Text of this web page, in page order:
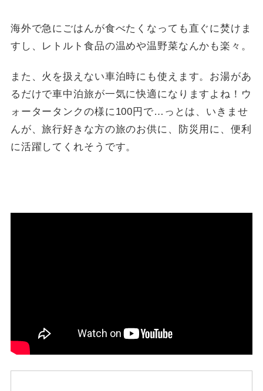
海外で急にごはんが食べたくなっても直ぐに焚けま
すし、レトルト食品の温めや温野菜なんかも楽々。
また、火を扱えない車泊時にも使えます。お湯があ
るだけで車中泊旅が一気に快適になりますよね！ウ
ォータータンクの様に100円で…っとは、いきませ
んが、旅行好きな方の旅のお供に、防災用に、便利
に活躍してくれそうです。